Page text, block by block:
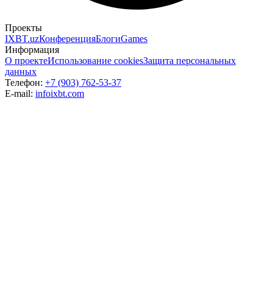
Проекты
IXBT.uzКонференцияБлогиGames
Информация
О проектеИспользование cookiesЗащита персональных
данных
Телефон: +7 (903) 762-53-37
E-mail: infoixbt.com